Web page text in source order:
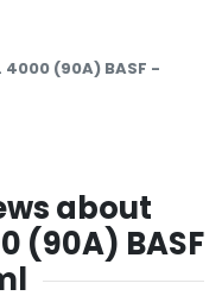
4000 (90A) BASF -
about
(90A) BASF